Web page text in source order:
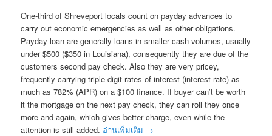
One-third of Shreveport locals count on payday advances to
carry out economic emergencies as well as other obligations.
Payday loan are generally loans in smaller cash volumes, usually
under $500 ($350 in Louisiana), consequently they are due of the
customers second pay check. Also they are very pricey,
frequently carrying triple-digit rates of interest (interest rate) as
much as 782% (APR) on a $100 finance. If buyer can’t be worth
it the mortgage on the next pay check, they can roll they once
more and again, which gives better charge, even while the
attention is still added. อ่านเพิ่มเติม →